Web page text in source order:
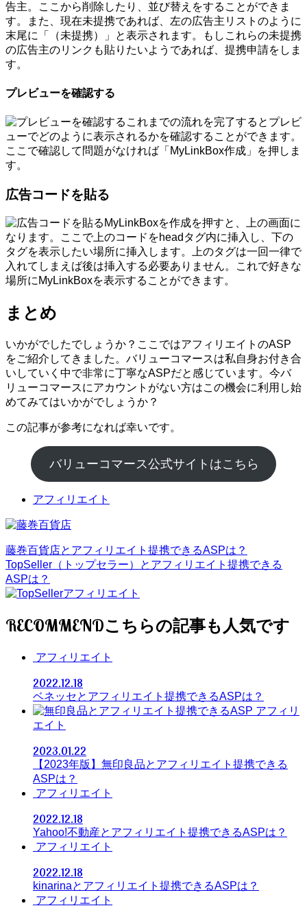
告主。ここから削除したり、並び替えをすることができま
す。また、現在未提携であれば、左の広告主リストのように
末尾に「（未提携）」と表示されます。もしこれらの未提携
の広告主のリンクも貼りたいようであれば、提携申請をしま
す。
プレビューを確認する
これまでの流れを完了するとプレビ
ューでどのように表示されるかを確認することができます。
ここで確認して問題がなければ「MyLinkBox作成」を押しま
す。
広告コードを貼る
MyLinkBoxを作成を押すと、上の画面に
なります。ここで上のコードをheadタグ内に挿入し、下の
タグを表示したい場所に挿入します。上のタグは一回一律で
入れてしまえば後は挿入する必要ありません。これで好きな
場所にMyLinkBoxを表示することができます。
まとめ
いかがでしたでしょうか？ここではアフィリエイトのASP
をご紹介してきました。バリューコマースは私自身お付き合
いしていく中で非常に丁寧なASPだと感じています。今バ
リューコマースにアカウントがない方はこの機会に利用し始
めてみてはいかがでしょうか？
この記事が参考になれば幸いです。
バリューコマース公式サイトはこちら
アフィリエイト
藤巻百貨店とアフィリエイト提携できるASPは？
TopSeller（トップセラー）とアフィリエイト提携できる
ASPは？
RECOMMEND
アフィリエイト
2022.12.18
ベネッセとアフィリエイト提携できるASPは？
アフィリ
エイト
2023.01.22
【2023年版】無印良品とアフィリエイト提携できる
ASPは？
アフィリエイト
2022.12.18
Yahoo!不動産とアフィリエイト提携できるASPは？
アフィリエイト
2022.12.18
kinarinaとアフィリエイト提携できるASPは？
アフィリエイト